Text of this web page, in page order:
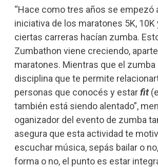
“Hace como tres años se empezó
iniciativa de los maratones 5K, 10K
ciertas carreras hacían zumba.
Zumbathon viene creciendo,
maratones. Mientras que el zumba
disciplina que te permite
personas que conocés y estarfit
también está siendo alentado”,
oganizador del evento de zumba
asegura que esta actividad te
escuchar música, sepás bailar o
forma o no, el punto es estar